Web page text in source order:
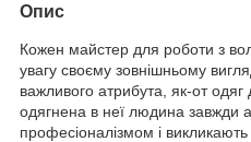
Опис
Кожен майстер для роботи з
увагу своєму зовнішньому
важливого атрибута, як-от
одягнена в неї людина завжди
професіоналізмом і